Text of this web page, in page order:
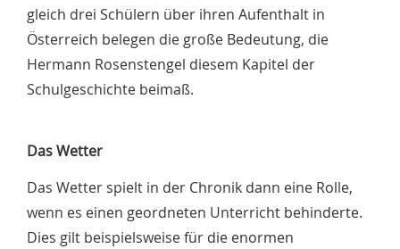
gleich drei Schülern über ihren Aufenthalt in
Österreich belegen die große Bedeutung, die
Hermann Rosenstengel diesem Kapitel der
Schulgeschichte beimaß.
Das Wetter
Das Wetter spielt in der Chronik dann eine Rolle,
wenn es einen geordneten Unterricht behinderte.
Dies gilt beispielsweise für die enormen